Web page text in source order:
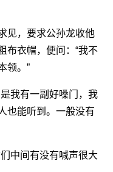
，要求公孙龙收他
布衣帽，便问：“我不
领。”
我有一副好嗓门，我
也能听到。一般没有
中间有没有喊声很大